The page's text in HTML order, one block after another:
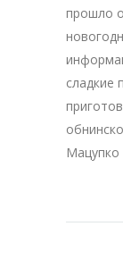
прошло
Мацупко